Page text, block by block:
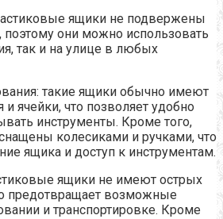
ящики не подвержены
они можно использовать
так и на улице в любых
такие ящики обычно имеют
ячейки, что позволяет удобно
инструменты. Кроме того,
колесиками и ручками, что
ящика и доступ к инструментам.
ящики не имеют острых
предотвращает возможные
и транспортировке. Кроме